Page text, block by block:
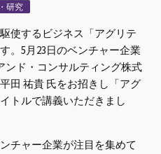
研究
使するビジネス「アグリテ
。5月23日のベンチャー企業
ンド・コンサルティング株式
田 祐貴 氏をお招きし「アグ
トルで講義いただきまし
チャー企業が注目を集めて